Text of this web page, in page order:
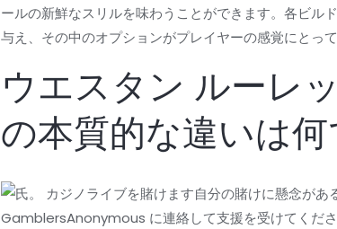
ールの新鮮なスリルを味わうことができます。各ビル
与え、その中のオプションがプレイヤーの感覚にとって
ウエスタン ルーレ
の本質的な違いは
自分の賭けに懸念が
GamblersAnonymous に連絡して支援を受けてくだ